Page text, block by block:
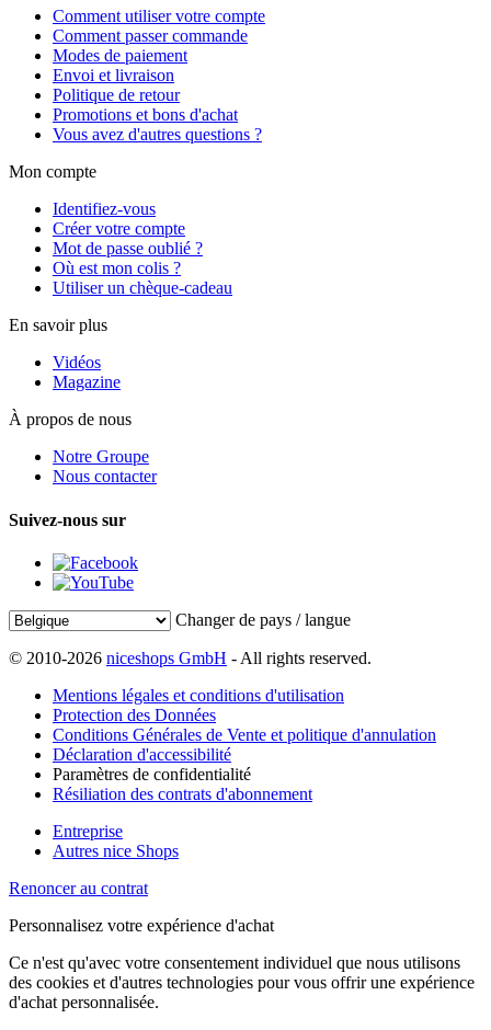
Comment utiliser votre compte
Comment passer commande
Modes de paiement
Envoi et livraison
Politique de retour
Promotions et bons d'achat
Vous avez d'autres questions ?
Mon compte
Identifiez-vous
Créer votre compte
Mot de passe oublié ?
Où est mon colis ?
Utiliser un chèque-cadeau
En savoir plus
Vidéos
Magazine
À propos de nous
Notre Groupe
Nous contacter
Suivez-nous sur
Changer de pays / langue
© 2010-2026 niceshops GmbH - All rights reserved.
Mentions légales et conditions d'utilisation
Protection des Données
Conditions Générales de Vente et politique d'annulation
Déclaration d'accessibilité
Paramètres de confidentialité
Résiliation des contrats d'abonnement
Entreprise
Autres nice Shops
Renoncer au contrat
Personnalisez votre expérience d'achat
Ce n'est qu'avec votre consentement individuel que nous utilisons
des cookies et d'autres technologies pour vous offrir une expérience
d'achat personnalisée.